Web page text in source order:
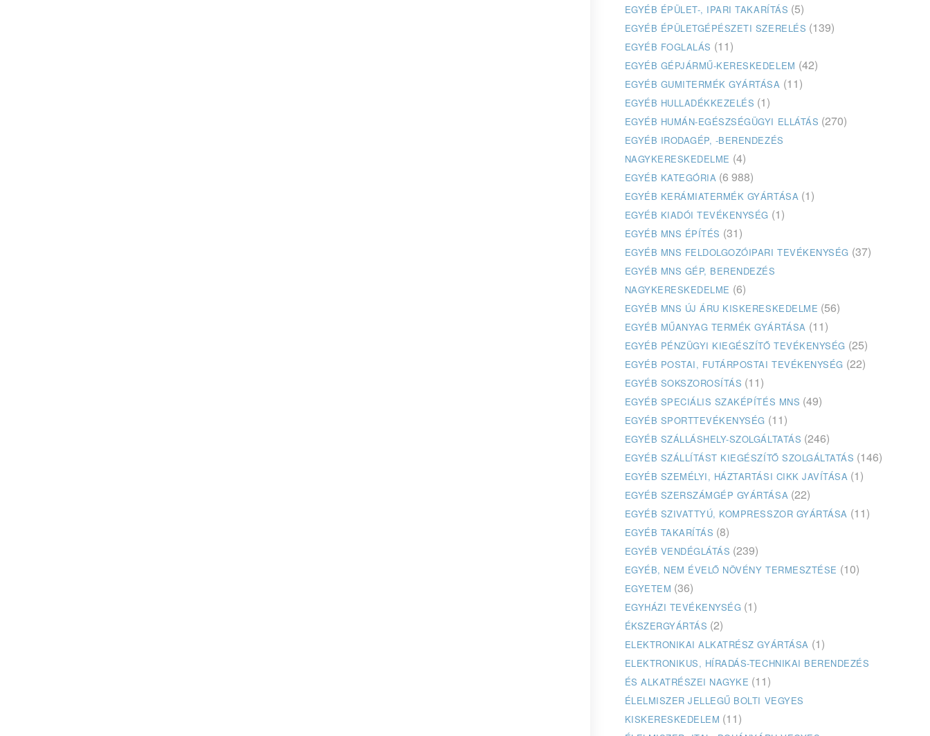
EGYÉB ÉPÜLET-, IPARI TAKARÍTÁS (5)
EGYÉB ÉPÜLETGÉPÉSZETI SZERELÉS (139)
EGYÉB FOGLALÁS (11)
EGYÉB GÉPJÁRMŰ-KERESKEDELEM (42)
EGYÉB GUMITERMÉK GYÁRTÁSA (11)
EGYÉB HULLADÉKKEZELÉS (1)
EGYÉB HUMÁN-EGÉSZSÉGÜGYI ELLÁTÁS (270)
EGYÉB IRODAGÉP, -BERENDEZÉS
NAGYKERESKEDELME (4)
EGYÉB KATEGÓRIA (6 988)
EGYÉB KERÁMIATERMÉK GYÁRTÁSA (1)
EGYÉB KIADÓI TEVÉKENYSÉG (1)
EGYÉB MNS ÉPÍTÉS (31)
EGYÉB MNS FELDOLGOZÓIPARI TEVÉKENYSÉG (37)
EGYÉB MNS GÉP, BERENDEZÉS
NAGYKERESKEDELME (6)
EGYÉB MNS ÚJ ÁRU KISKERESKEDELME (56)
EGYÉB MŰANYAG TERMÉK GYÁRTÁSA (11)
EGYÉB PÉNZÜGYI KIEGÉSZÍTŐ TEVÉKENYSÉG (25)
EGYÉB POSTAI, FUTÁRPOSTAI TEVÉKENYSÉG (22)
EGYÉB SOKSZOROSÍTÁS (11)
EGYÉB SPECIÁLIS SZAKÉPÍTÉS MNS (49)
EGYÉB SPORTTEVÉKENYSÉG (11)
EGYÉB SZÁLLÁSHELY-SZOLGÁLTATÁS (246)
EGYÉB SZÁLLÍTÁST KIEGÉSZÍTŐ SZOLGÁLTATÁS (146)
EGYÉB SZEMÉLYI, HÁZTARTÁSI CIKK JAVÍTÁSA (1)
EGYÉB SZERSZÁMGÉP GYÁRTÁSA (22)
EGYÉB SZIVATTYÚ, KOMPRESSZOR GYÁRTÁSA (11)
EGYÉB TAKARÍTÁS (8)
EGYÉB VENDÉGLÁTÁS (239)
EGYÉB, NEM ÉVELŐ NÖVÉNY TERMESZTÉSE (10)
EGYETEM (36)
EGYHÁZI TEVÉKENYSÉG (1)
ÉKSZERGYÁRTÁS (2)
ELEKTRONIKAI ALKATRÉSZ GYÁRTÁSA (1)
ELEKTRONIKUS, HÍRADÁS-TECHNIKAI BERENDEZÉS
ÉS ALKATRÉSZEI NAGYKE (11)
ÉLELMISZER JELLEGŰ BOLTI VEGYES
KISKERESKEDELEM (11)